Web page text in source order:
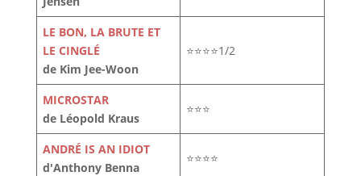
LE BON, LA BRUTE ET
LE CINGLÉ
de Kim Jee-Woon
⭐⭐⭐⭐1/2
MICROSTAR
de Léopold Kraus
⭐⭐⭐
ANDRÉ IS AN IDIOT
d'Anthony Benna
⭐⭐⭐⭐